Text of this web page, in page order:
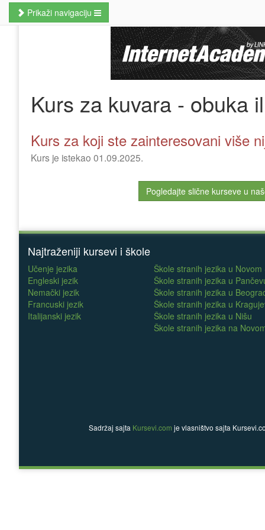
Prikaži navigaciju
Kursevi računara
Prekvalifikacije i zanati
Pretraži kurseve
Kurs za kuvara - obuka
Kurs za koji ste zainteresovani više
Kurs je istekao 01.09.2025.
Pogledajte slične kurseve u
Najtraženiji kursevi i škole
Učenje jezika
Engleski jezik
Nemački jezik
Francuski jezik
Italijanski jezik
Škole stranih jezika u Novom
Škole stranih jezika u
Škole stranih jezika u
Škole stranih jezika u
Škole stranih jezika u Nišu
Škole stranih jezika na
Sadržaj sajta Kursevi.com je vlasništvo sajta